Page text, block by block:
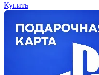
Купить